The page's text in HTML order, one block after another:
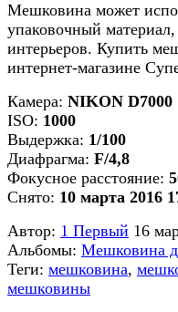
Мешковина может
упаковочный
интерьеров. Купить
интернет-магазине
Камера: NIKON D7000
ISO: 1000
Выдержка: 1/100
Диафрагма: F/4,8
Фокусное расстояние:
Снято: 10 марта 2016
Автор: 1 Первый 16
Альбомы: Мешковина
Теги: мешковина,
мешковины